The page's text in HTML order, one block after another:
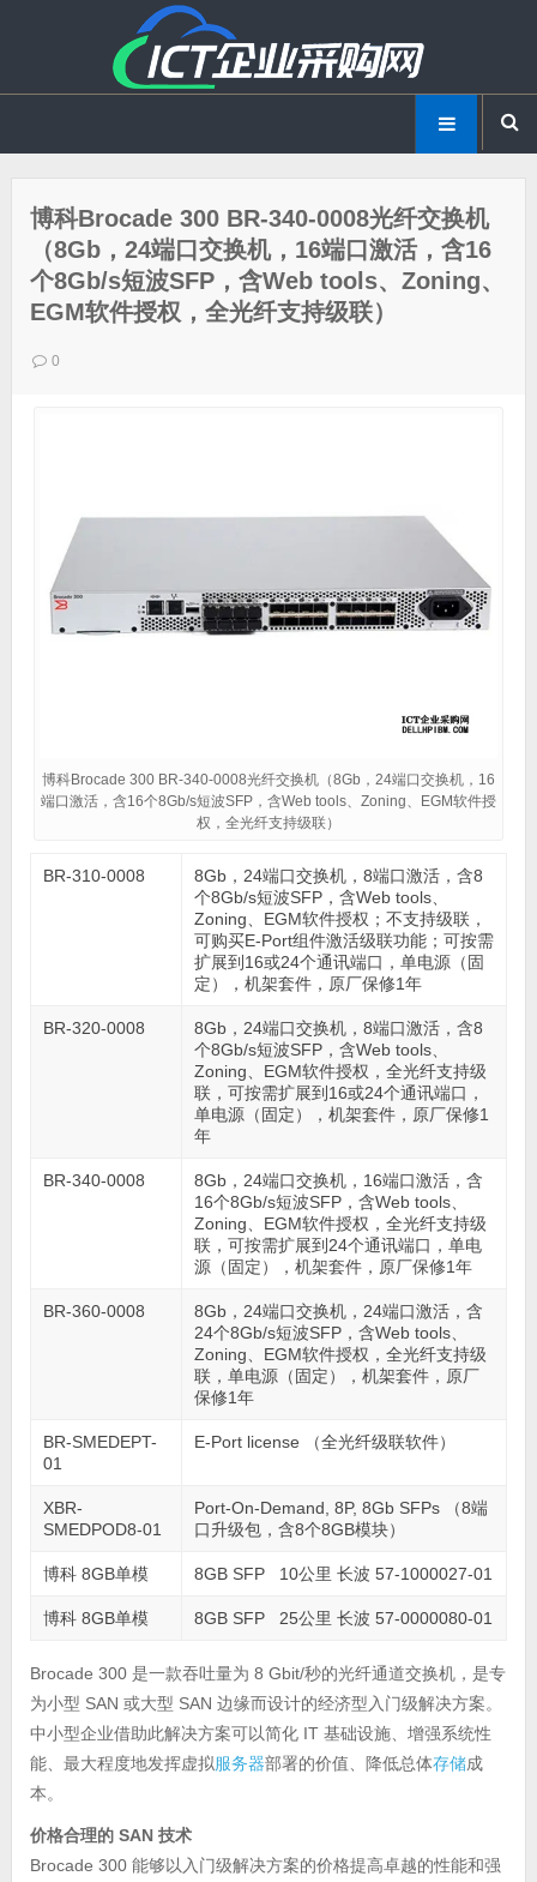
博科Brocade 300 BR-340-0008光纤交换机
（8Gb，24端口交换机，16端口激活，含16
个8Gb/s短波SFP，含Web tools、Zoning、
EGM软件授权，全光纤支持级联）
0
博科Brocade 300 BR-340-0008光纤交换机（8Gb，24端口交换机，16
端口激活，含16个8Gb/s短波SFP，含Web tools、Zoning、EGM软件授
权，全光纤支持级联）
BR-310-0008
8Gb，24端口交换机，8端口激活，含8
个8Gb/s短波SFP，含Web tools、
Zoning、EGM软件授权；不支持级联，
可购买E-Port组件激活级联功能；可按需
扩展到16或24个通讯端口，单电源（固
定），机架套件，原厂保修1年
BR-320-0008
8Gb，24端口交换机，8端口激活，含8
个8Gb/s短波SFP，含Web tools、
Zoning、EGM软件授权，全光纤支持级
联，可按需扩展到16或24个通讯端口，
单电源（固定），机架套件，原厂保修1
年
BR-340-0008
8Gb，24端口交换机，16端口激活，含
16个8Gb/s短波SFP，含Web tools、
Zoning、EGM软件授权，全光纤支持级
联，可按需扩展到24个通讯端口，单电
源（固定），机架套件，原厂保修1年
BR-360-0008
8Gb，24端口交换机，24端口激活，含
24个8Gb/s短波SFP，含Web tools、
Zoning、EGM软件授权，全光纤支持级
联，单电源（固定），机架套件，原厂
保修1年
BR-SMEDEPT-
01
E-Port license （全光纤级联软件）
XBR-
SMEDPOD8-01
Port-On-Demand, 8P, 8Gb SFPs （8端
口升级包，含8个8GB模块）
博科 8GB单模 8GB SFP 10公里 长波 57-1000027-01
博科 8GB单模 8GB SFP 25公里 长波 57-0000080-01
Brocade 300 是一款吞吐量为 8 Gbit/秒的光纤通道交换机，是专
为小型 SAN 或大型 SAN 边缘而设计的经济型入门级解决方案。
中小型企业借助此解决方案可以简化 IT 基础设施、增强系统性
能、最大程度地发挥虚拟服务器部署的价值、降低总体存储成
本。
价格合理的 SAN 技术
Brocade 300 能够以入门级解决方案的价格提高卓越的性能和强